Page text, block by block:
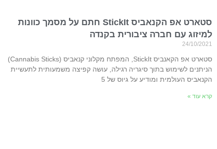
סטארט אפ הקנאביס StickIt חתם על מסמך כוונות
למיזוג עם חברה ציבורית בקנדה
24/10/2021
סטארט אפ הקאנביס StickIt, המפתח מקלוני קנאביס (Cannabis Sticks)
הניתנים לשימוש בתוך סיגריה רגילה, עושה קפיצה משמעותית לתעשיית
הקנאביס העולמית ומודיע על גיוס של 5
קרא עוד »